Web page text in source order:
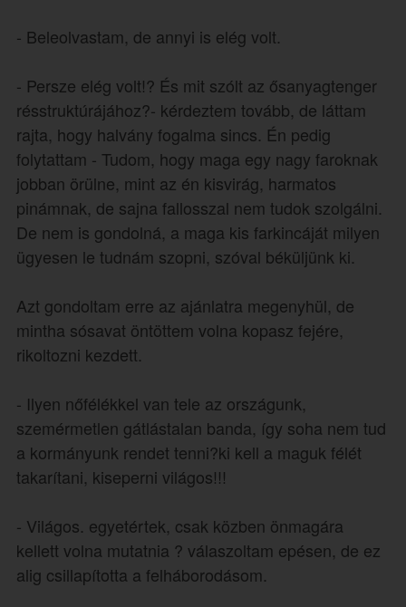
- Beleolvastam, de annyi is elég volt.
- Persze elég volt!? És mit szólt az ősanyagtenger
résstruktúrájához?- kérdeztem tovább, de láttam
rajta, hogy halvány fogalma sincs. Én pedig
folytattam - Tudom, hogy maga egy nagy faroknak
jobban örülne, mint az én kisvirág, harmatos
pinámnak, de sajna fallosszal nem tudok szolgálni.
De nem is gondolná, a maga kis farkincáját milyen
ügyesen le tudnám szopni, szóval béküljünk ki.
Azt gondoltam erre az ajánlatra megenyhül, de
mintha sósavat öntöttem volna kopasz fejére,
rikoltozni kezdett.
- Ilyen nőfélékkel van tele az országunk,
szemérmetlen gátlástalan banda, így soha nem tud
a kormányunk rendet tenni?ki kell a maguk félét
takarítani, kiseperni világos!!!
- Világos. egyetértek, csak közben önmagára
kellett volna mutatnia ? válaszoltam epésen, de ez
alig csillapította a felháborodásom.